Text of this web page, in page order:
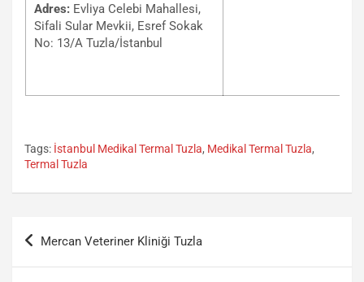
Adres: Evliya Celebi Mahallesi,
Sifali Sular Mevkii, Esref Sokak
No: 13/A Tuzla/İstanbul
Tags: İstanbul Medikal Termal Tuzla, Medikal Termal Tuzla,
Termal Tuzla
Yazı
gezinmesi
Mercan Veteriner Kliniği Tuzla